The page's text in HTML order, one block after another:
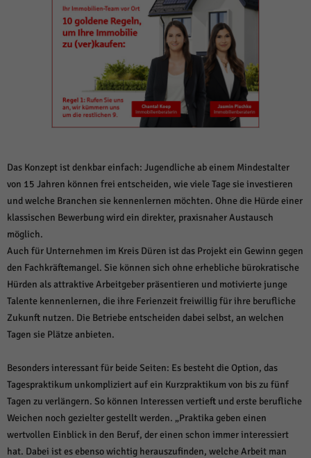
Das Konzept ist denkbar einfach: Jugendliche ab einem Mindestalter
von 15 Jahren können frei entscheiden, wie viele Tage sie investieren
und welche Branchen sie kennenlernen möchten. Ohne die Hürde einer
klassischen Bewerbung wird ein direkter, praxisnaher Austausch
möglich.
Auch für Unternehmen im Kreis Düren ist das Projekt ein Gewinn gegen
den Fachkräftemangel. Sie können sich ohne erhebliche bürokratische
Hürden als attraktive Arbeitgeber präsentieren und motivierte junge
Talente kennenlernen, die ihre Ferienzeit freiwillig für ihre berufliche
Zukunft nutzen. Die Betriebe entscheiden dabei selbst, an welchen
Tagen sie Plätze anbieten.
Besonders interessant für beide Seiten: Es besteht die Option, das
Tagespraktikum unkompliziert auf ein Kurzpraktikum von bis zu fünf
Tagen zu verlängern. So können Interessen vertieft und erste berufliche
Weichen noch gezielter gestellt werden. „Praktika geben einen
wertvollen Einblick in den Beruf, der einen schon immer interessiert
hat. Dabei ist es ebenso wichtig herauszufinden, welche Arbeit man
Alle akzeptieren Speichern und weiter
Zurück
Datenschutzeinstellungen
Essenziell (1)
Essenzielle Cookies ermöglichen grundlegende Funktionen und sind für die
Statistiken (1)
Statistik Cookies erfassen Informationen anonym. Diese Informationen helfen
uns zu verstehen, wie unsere Besucher unsere Website nutzen.
Marketing (1)
Marketing-Cookies werden von Drittanbietern oder Publishern verwendet,
um personalisierte Werbung anzuzeigen. Sie tun dies, indem sie Besucher
über Websites hinweg verfolgen.
Cookie-Informationen anzeigen
Externe Medien (6)
Inhalte von Videoplattformen und Social-Media-Plattformen werden
standardmäßig blockiert. Wenn Cookies von externen Medien akzeptiert
werden, bedarf der Zugriff auf diese Inhalte keiner manuellen Einwilligung
mehr.
Cookie-Informationen anzeigen